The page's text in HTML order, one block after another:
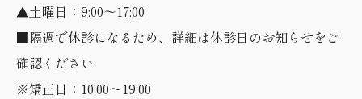
▲土曜日：9:00～17:00
■隔週で休診になるため、詳細は休診日のお知らせをご
確認ください
※矯正日：10:00～19:00